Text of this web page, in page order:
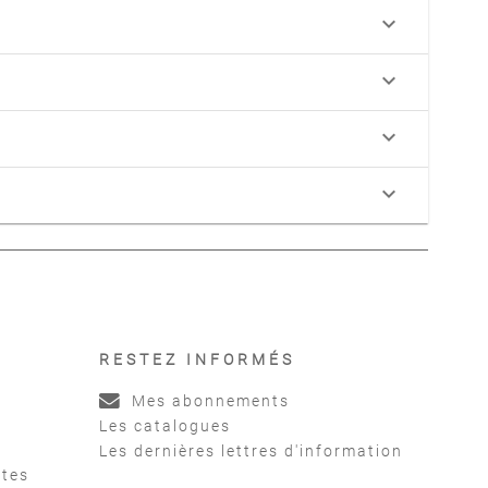
keyboard_arrow_down
keyboard_arrow_down
keyboard_arrow_down
keyboard_arrow_down
RESTEZ INFORMÉS
Mes abonnements
Les catalogues
Les dernières lettres d'information